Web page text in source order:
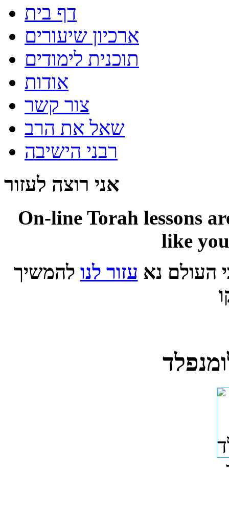
דף בית
ארכיון שיעורים
תוכנית לימודים
אודות
צור קשר
שאל את הרב
רבני הישיבה
אני רוצה לעזור
On-line Torah lessons
like
העולם נא עזור לנו להמשיך